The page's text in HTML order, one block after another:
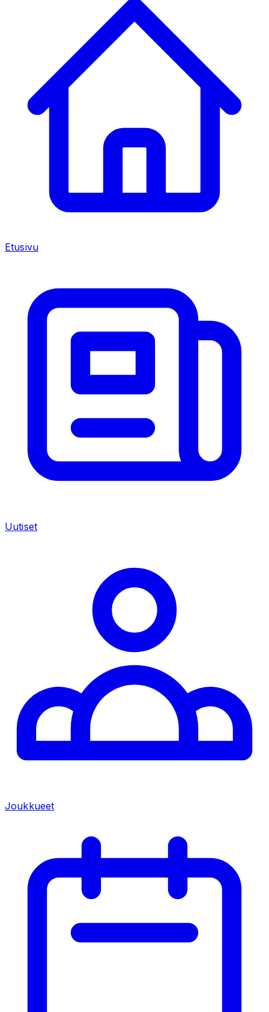
Etusivu
Uutiset
Joukkueet